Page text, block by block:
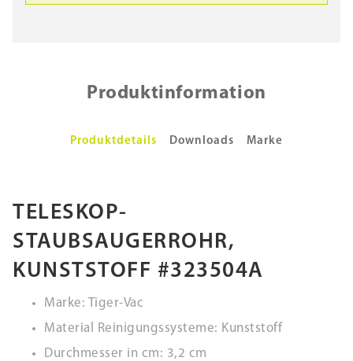
Produktinformation
Produktdetails Downloads Marke
TELESKOP-
STAUBSAUGERROHR,
KUNSTSTOFF #323504A
Marke: Tiger-Vac
Material Reinigungssysteme: Kunststoff
Durchmesser in cm: 3,2 cm